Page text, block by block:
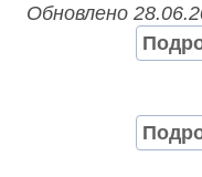
Обновлено